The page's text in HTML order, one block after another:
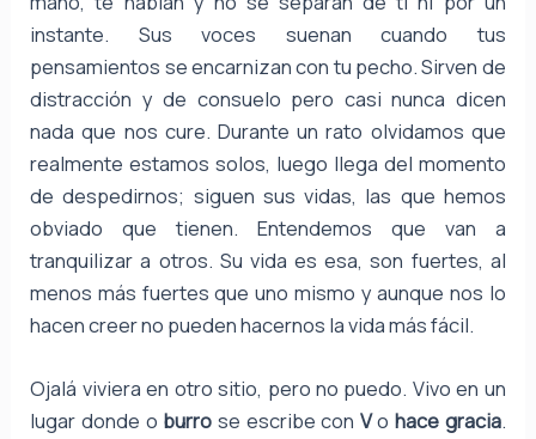
instante. Sus voces suenan cuando tus
pensamientos se encarnizan con tu pecho. Sirven de
distracción y de consuelo pero casi nunca dicen
nada que nos cure. Durante un rato olvidamos que
realmente estamos solos, luego llega del momento
de despedirnos; siguen sus vidas, las que hemos
obviado que tienen. Entendemos que van a
tranquilizar a otros. Su vida es esa, son fuertes, al
menos más fuertes que uno mismo y aunque nos lo
hacen creer no pueden hacernos la vida más fácil.
Ojalá viviera en otro sitio, pero no puedo. Vivo en un
lugar donde o burro se escribe con Vohace gracia.